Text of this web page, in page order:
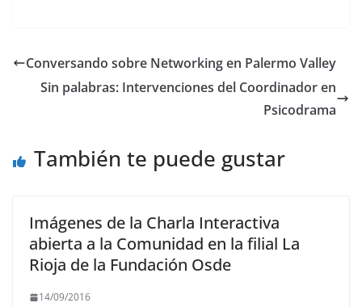
e
b
k
er l s
A
gr
a
y
Li
Conversando sobre Networking en Palermo Valley
Sin palabras: Intervenciones del Coordinador en
Psicodrama
También te puede gustar
Imágenes de la Charla Interactiva
abierta a la Comunidad en la filial La
Rioja de la Fundación Osde
14/09/2016